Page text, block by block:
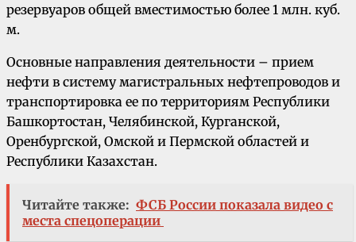
резервуаров общей вместимостью более 1 млн. куб.
м.
Основные направления деятельности – прием
нефти в систему магистральных нефтепроводов и
транспортировка ее по территориям Республики
Башкортостан, Челябинской, Курганской,
Оренбургской, Омской и Пермской областей и
Республики Казахстан.
Читайте также: ФСБ России показала видео с
места спецоперации